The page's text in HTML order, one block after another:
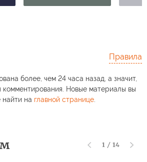
Правила
более, чем 24 часа назад, а значит,
комментирования. Новые материалы вы
на главной странице.
1 / 14